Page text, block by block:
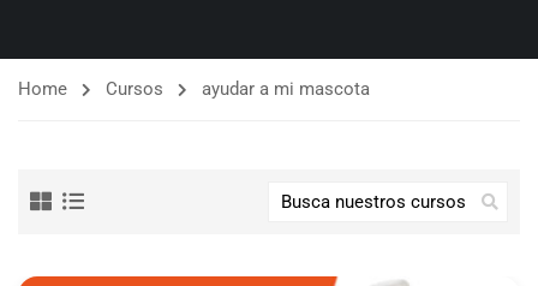
Home Cursos ayudar a mi mascota